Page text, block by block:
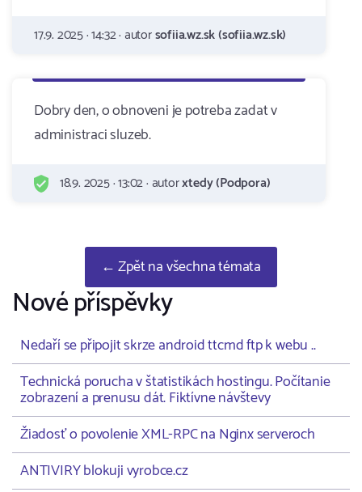
17.9. 2025 · 14:32 · autorsofiia.wz.sk (sofiia.wz.sk)
Dobry den, o obnoveni je potreba zadat v
administraci sluzeb.
18.9. 2025 · 13:02 · autorxtedy (Podpora)
← Zpět na všechna témata
Nové příspěvky
Nedaří se připojit skrze android ttcmd ftp k webu ..
Technická porucha v štatistikách hostingu. Počítanie
zobrazení a prenusu dát. Fiktívne návštevy
Žiadosť o povolenie XML-RPC na Nginx serveroch
ANTIVIRY blokuji vyrobce.cz